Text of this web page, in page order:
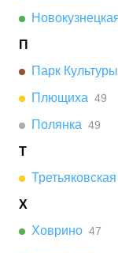
П
Парк Культуры
Плющиха 49
Полянка 49
Т
Третьяковская
Х
Ховрино 47